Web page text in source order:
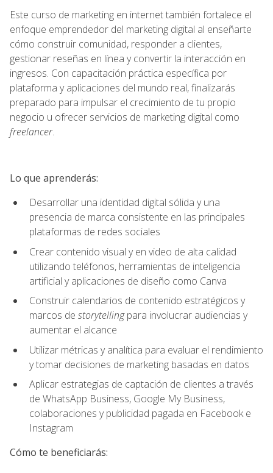
Este curso de marketing en internet también fortalece el
enfoque emprendedor del marketing digital al enseñarte
cómo construir comunidad, responder a clientes,
gestionar reseñas en línea y convertir la interacción en
ingresos. Con capacitación práctica específica por
plataforma y aplicaciones del mundo real, finalizarás
preparado para impulsar el crecimiento de tu propio
negocio u ofrecer servicios de marketing digital como
freelancer.
Lo que aprenderás:
Desarrollar una identidad digital sólida y una
presencia de marca consistente en las principales
plataformas de redes sociales
Crear contenido visual y en video de alta calidad
utilizando teléfonos, herramientas de inteligencia
artificial y aplicaciones de diseño como Canva
Construir calendarios de contenido estratégicos y
marcos de storytellingpara involucrar audiencias y
aumentar el alcance
Utilizar métricas y analítica para evaluar el rendimiento
y tomar decisiones de marketing basadas en datos
Aplicar estrategias de captación de clientes a través
de WhatsApp Business, Google My Business,
colaboraciones y publicidad pagada en Facebook e
Instagram
Cómo te beneficiarás: